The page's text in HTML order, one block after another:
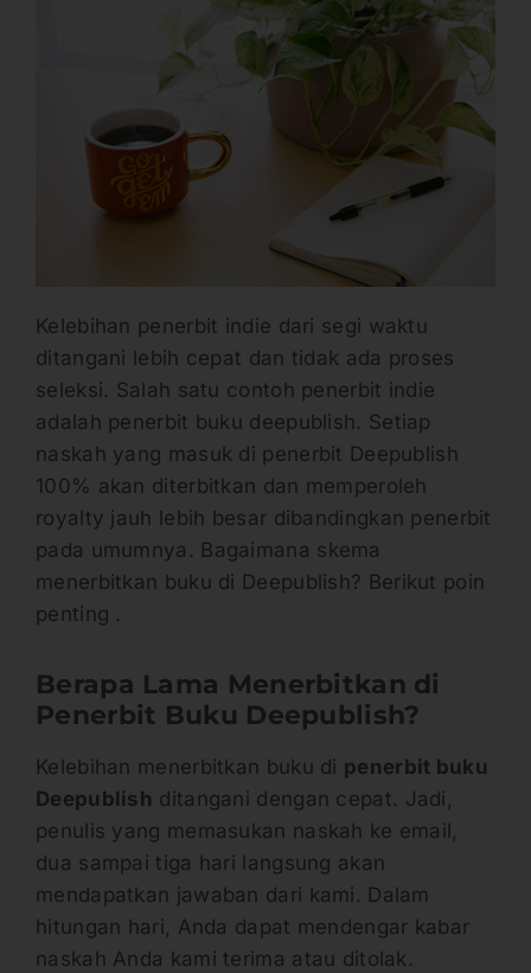
Kelebihan penerbit indie dari segi waktu
ditangani lebih cepat dan tidak ada proses
seleksi. Salah satu contoh penerbit indie
adalah penerbit buku deepublish. Setiap
naskah yang masuk di penerbit Deepublish
100% akan diterbitkan dan memperoleh
royalty jauh lebih besar dibandingkan penerbit
pada umumnya. Bagaimana skema
menerbitkan buku di Deepublish? Berikut poin
penting .
Berapa Lama Menerbitkan di
Penerbit Buku Deepublish?
Kelebihan menerbitkan buku di penerbit buku
Deepublish ditangani dengan cepat. Jadi,
penulis yang memasukan naskah ke email,
dua sampai tiga hari langsung akan
mendapatkan jawaban dari kami. Dalam
hitungan hari, Anda dapat mendengar kabar
naskah Anda kami terima atau ditolak.